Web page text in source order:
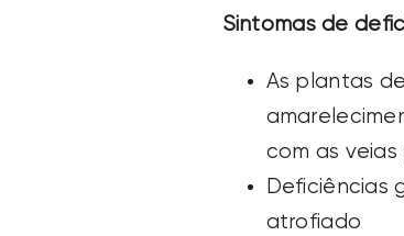
Sintomas de
As plantas
com as
Deficiências
atrofiado